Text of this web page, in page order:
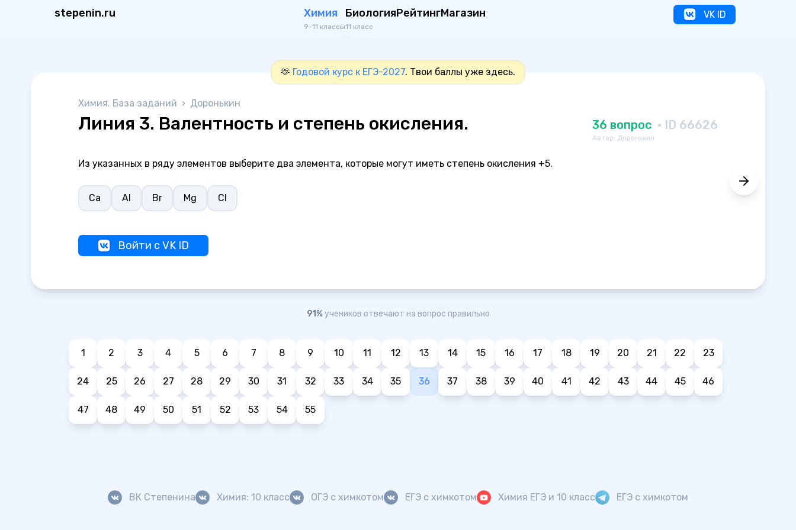
stepenin.ru Химия
9-11 классы
Биология
11 класс
РейтингМагазин VK ID
🫶 Годовой курс к ЕГЭ-2027. Твои баллы уже здесь.
Химия. База заданий › Доронькин
Линия 3. Валентность и степень окисления. 36 вопрос · ID 66626
Автор: Доронькин
Из указанных в ряду элементов выберите два элемента, которые могут иметь степень окисления +5.
Ca Al Br Mg Cl
Войти с VK ID
91%учеников отвечают на вопрос правильно
1 2 3 4 5 6 7 8 9 10 11 12 13 14 15 16 17 18 19 20 21 22 23
24 25 26 27 28 29 30 31 32 33 34 35 36 37 38 39 40 41 42 43 44 45 46
47 48 49 50 51 52 53 54 55
ВК Степенина Химия: 10 класс ОГЭ с химкотом ЕГЭ с химкотом Химия ЕГЭ и 10 класс ЕГЭ с химкотом